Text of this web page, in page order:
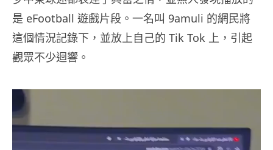
是 eFootball 遊戲片段。一名叫 9amuli 的網民將
這個情況記錄下，並放上自己的 Tik Tok 上，引起
觀眾不少迴響。
訊